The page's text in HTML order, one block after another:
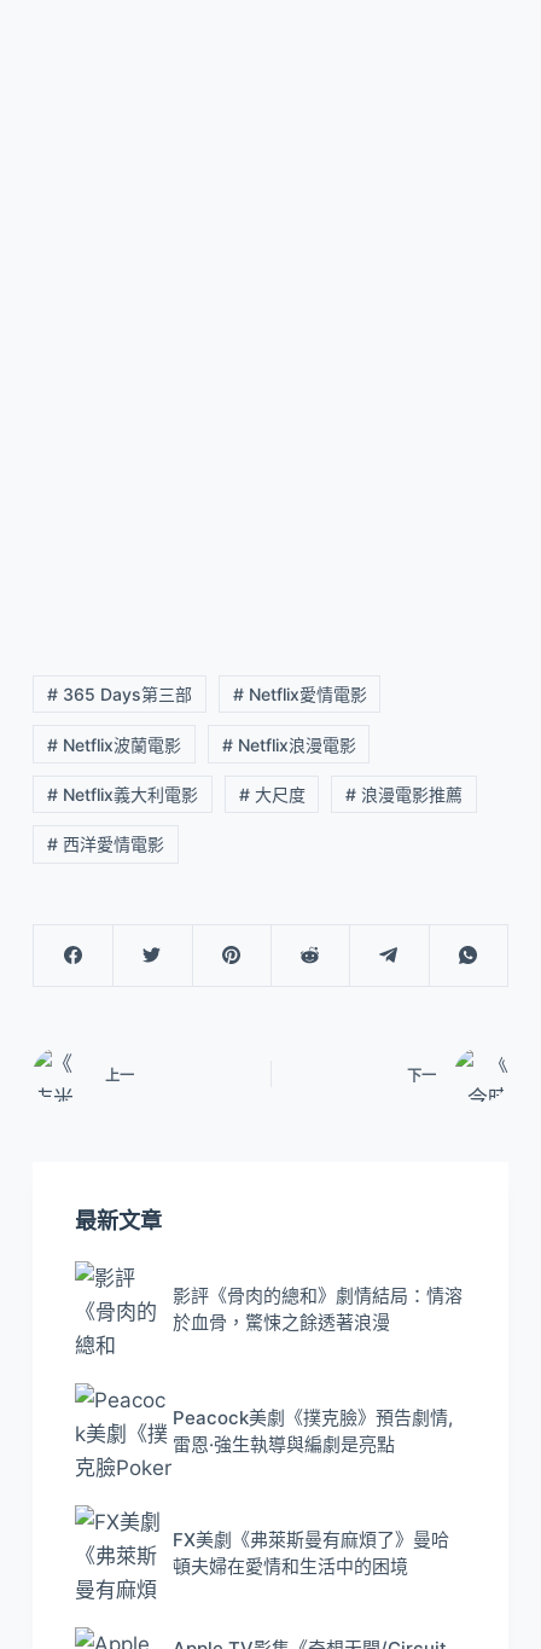
# 365 Days第三部 # Netflix愛情電影
# Netflix波蘭電影 # Netflix浪漫電影
# Netflix義大利電影 # 大尺度 # 浪漫電影推薦
# 西洋愛情電影
上一 下一
最新文章
影評《骨肉的總和》劇情結局：情溶
於血骨，驚悚之餘透著浪漫
Peacock美劇《撲克臉》預告劇情,
雷恩·強生執導與編劇是亮點
FX美劇《弗萊斯曼有麻煩了》曼哈
頓夫婦在愛情和生活中的困境